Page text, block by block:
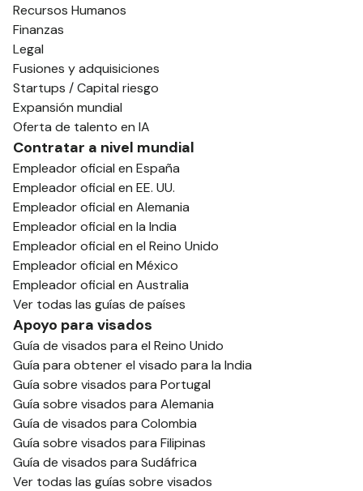
Recursos Humanos
Finanzas
Legal
Fusiones y adquisiciones
Startups / Capital riesgo
Expansión mundial
Oferta de talento en IA
Contratar a nivel mundial
Empleador oficial en España
Empleador oficial en EE. UU.
Empleador oficial en Alemania
Empleador oficial en la India
Empleador oficial en el Reino Unido
Empleador oficial en México
Empleador oficial en Australia
Ver todas las guías de países
Apoyo para visados
Guía de visados para el Reino Unido
Guía para obtener el visado para la India
Guía sobre visados para Portugal
Guía sobre visados para Alemania
Guía de visados para Colombia
Guía sobre visados para Filipinas
Guía de visados para Sudáfrica
Ver todas las guías sobre visados